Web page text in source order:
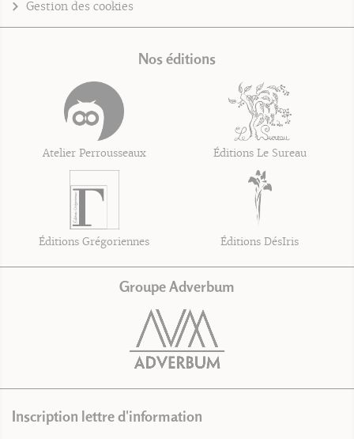
Gestion des cookies
Nos éditions
Atelier Perrousseaux Éditions Le Sureau
Éditions Grégoriennes Éditions DésIris
Groupe Adverbum
Inscription lettre d'information